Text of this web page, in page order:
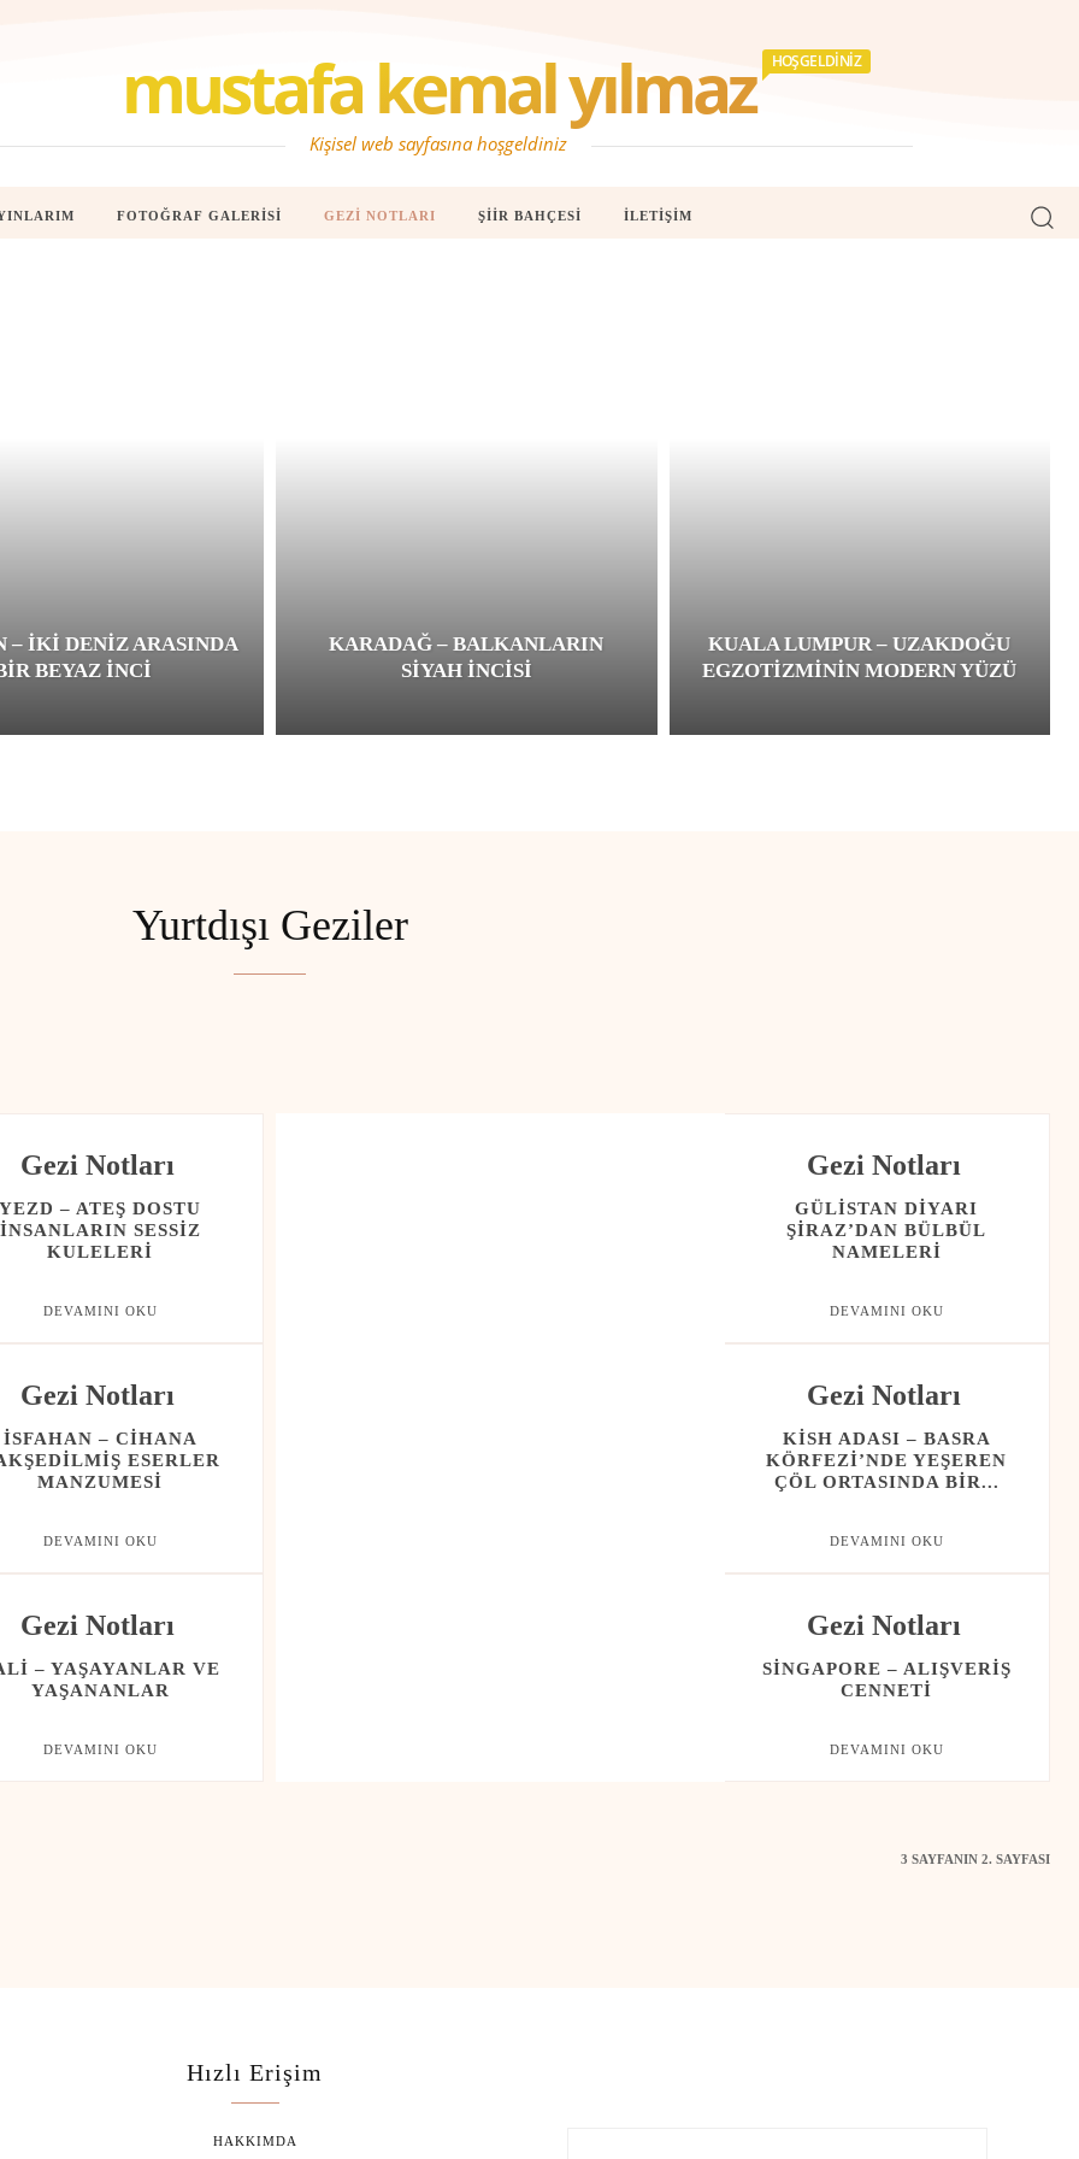
mustafa kemal yılmaz HOŞGELDINIZ
Kişisel web sayfasına hoşgeldiniz
FOTOĞRAF GALERISI GEZI NOTLARI ŞIIR BAHÇESI İLETIŞIM
– İKI DENIZ ARASINDA
BEYAZ İNCI
KARADAĞ – BALKANLARIN
SIYAH İNCISI
KUALA LUMPUR – UZAKDOĞU
EGZOTIZMININ MODERN YÜZÜ
Yurtdışı Geziler
Gezi Notları
YEZD – ATEŞ DOSTU
İNSANLARIN SESSIZ
KULELERI
DEVAMINI OKU
Gezi Notları
GÜLISTAN DIYARI
ŞIRAZ’DAN BÜLBÜL
NAMELERI
DEVAMINI OKU
Gezi Notları
İSFAHAN – CIHANA
ESERLER
MANZUMESI
DEVAMINI OKU
Gezi Notları
KISH ADASI – BASRA
KÖRFEZI’NDE YEŞEREN
ÇÖL ORTASINDA BIR...
DEVAMINI OKU
Gezi Notları
– YAŞAYANLAR VE
YAŞANANLAR
DEVAMINI OKU
Gezi Notları
SINGAPORE – ALIŞVERIŞ
CENNETI
DEVAMINI OKU
3 SAYFANIN 2. SAYFASI
Hızlı Erişim
HAKKIMDA